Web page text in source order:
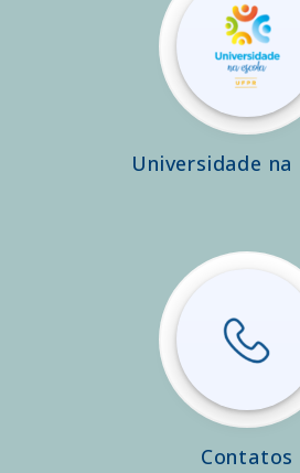
Universidade na
Contatos